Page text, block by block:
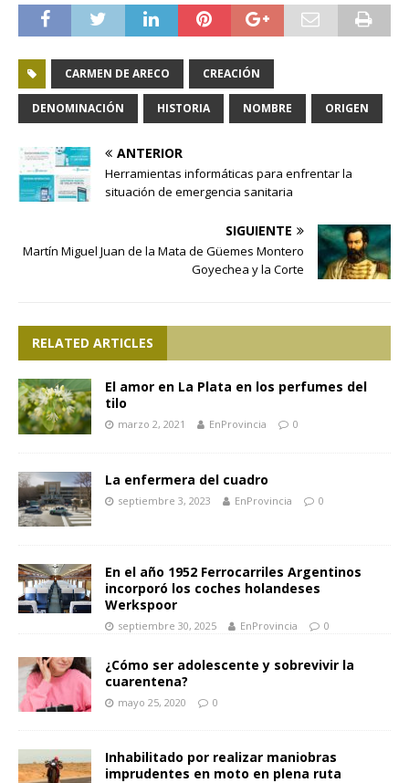
CARMEN DE ARECO CREACIÓN
DENOMINACIÓN HISTORIA NOMBRE ORIGEN
ANTERIOR
Herramientas informáticas para enfrentar la
situación de emergencia sanitaria
SIGUIENTE
Martín Miguel Juan de la Mata de Güemes Montero
Goyechea y la Corte
RELATED ARTICLES
El amor en La Plata en los perfumes del
tilo
marzo 2, 2021 EnProvincia 0
La enfermera del cuadro
septiembre 3, 2023 EnProvincia 0
En el año 1952 Ferrocarriles Argentinos
incorporó los coches holandeses
Werkspoor
septiembre 30, 2025 EnProvincia 0
¿Cómo ser adolescente y sobrevivir la
cuarentena?
mayo 25, 2020 0
Inhabilitado por realizar maniobras
imprudentes en moto en plena ruta